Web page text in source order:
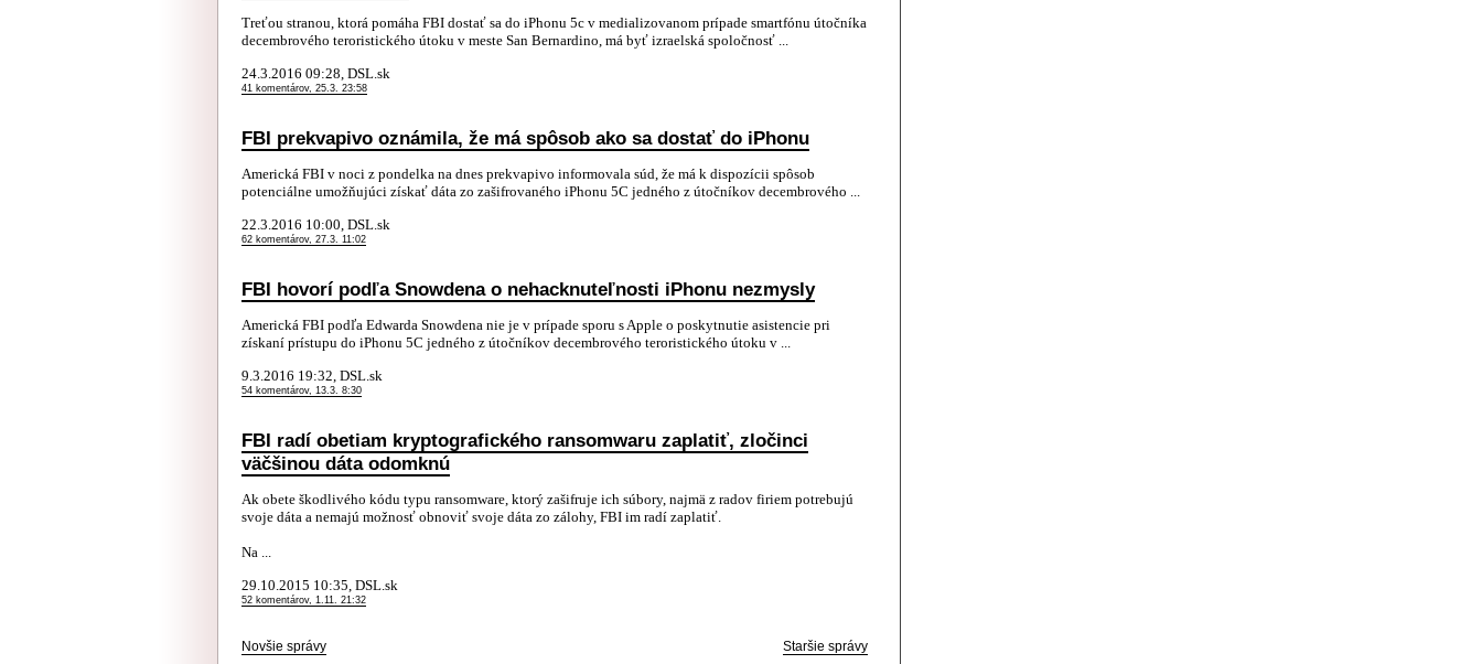
Treťou stranou, ktorá pomáha FBI dostať sa do iPhonu 5c v medializovanom prípade smartfónu útočníka
decembrového teroristického útoku v meste San Bernardino, má byť izraelská spoločnosť ...
24.3.2016 09:28, DSL.sk
41 komentárov, 25.3. 23:58
FBI prekvapivo oznámila, že má spôsob ako sa dostať do iPhonu
Americká FBI v noci z pondelka na dnes prekvapivo informovala súd, že má k dispozícii spôsob
potenciálne umožňujúci získať dáta zo zašifrovaného iPhonu 5C jedného z útočníkov decembrového ...
22.3.2016 10:00, DSL.sk
62 komentárov, 27.3. 11:02
FBI hovorí podľa Snowdena o nehacknuteľnosti iPhonu nezmysly
Americká FBI podľa Edwarda Snowdena nie je v prípade sporu s Apple o poskytnutie asistencie pri
získaní prístupu do iPhonu 5C jedného z útočníkov decembrového teroristického útoku v ...
9.3.2016 19:32, DSL.sk
54 komentárov, 13.3. 8:30
FBI radí obetiam kryptografického ransomwaru zaplatiť, zločinci
väčšinou dáta odomknú
Ak obete škodlivého kódu typu ransomware, ktorý zašifruje ich súbory, najmä z radov firiem potrebujú
svoje dáta a nemajú možnosť obnoviť svoje dáta zo zálohy, FBI im radí zaplatiť.
Na ...
29.10.2015 10:35, DSL.sk
52 komentárov, 1.11. 21:32
Novšie správy Staršie správy